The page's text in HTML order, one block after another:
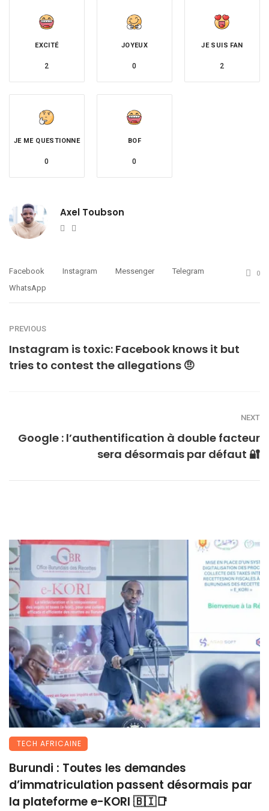
EXCITÉ
2
JOYEUX
0
JE SUIS FAN
2
JE ME QUESTIONNE
0
BOF
0
Axel Toubson
Website
Facebook Instagram Messenger
Telegram
WhatsApp
0
PREVIOUS
Instagram is toxic: Facebook knows it but
tries to contest the allegations 🤨
NEXT
Google : l’authentification à double facteur
sera désormais par défaut 🔐
TECH AFRICAINE
Burundi : Toutes les demandes
d’immatriculation passent désormais par
la plateforme e-KORI 🇧🇮📑